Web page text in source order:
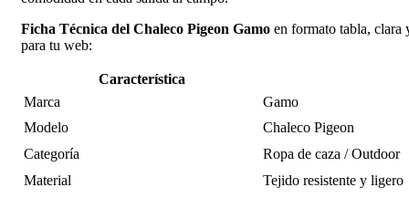
Ficha Técnica del Chaleco Pigeon Gamo en formato tabla, clara
para tu web:
Característica
Marca
Gamo
Modelo
Chaleco Pigeon
Categoría
Ropa de caza / Outdoor
Material
Tejido resistente y ligero